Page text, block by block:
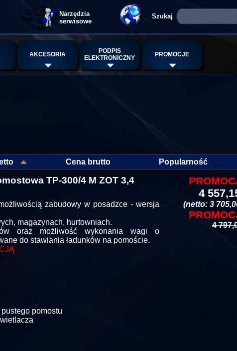
Narzędzia
serwisowe
AKCESORIA
PODPIS
ELEKTRONICZNY
PROMOCJE
Cena brutto Popularność
TP-300/4 M ZOT 3,4
zabudowy w posadzce - wersja
magazynach, hurtowniach.
oraz możliwość wykonania wagi o
do stawiania ładunków na pomoście.
pomostu
4
(netto: 3
4